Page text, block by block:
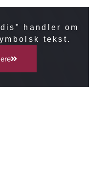
handler om
tekst.